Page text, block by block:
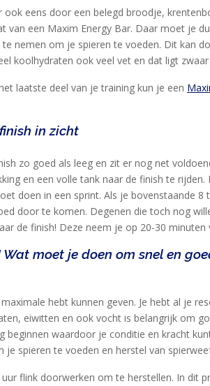
eens door een belegd broodje,
een Maxim Energy Bar. Daar moet je
nemen om je spieren te voeden. Dit kan
koolhydraten ook veel vet en dat ligt
laatste deel van je training kun je een
in zicht
zo goed als leeg en zit er nog net
en een volle tank naar de finish te rijden.
doen in een sprint. Als je bovenstaande 8
door te komen. Degenen die toch nog
de finish! Deze neem je op 20-30 minuten
moet je doen om snel en
hebt kunnen geven. Je hebt al je
eiwitten en ook vocht is belangrijk om
beginnen waardoor je conditie en kracht
je spieren te voeden en herstel van
flink doorwerken om te herstellen. In dit